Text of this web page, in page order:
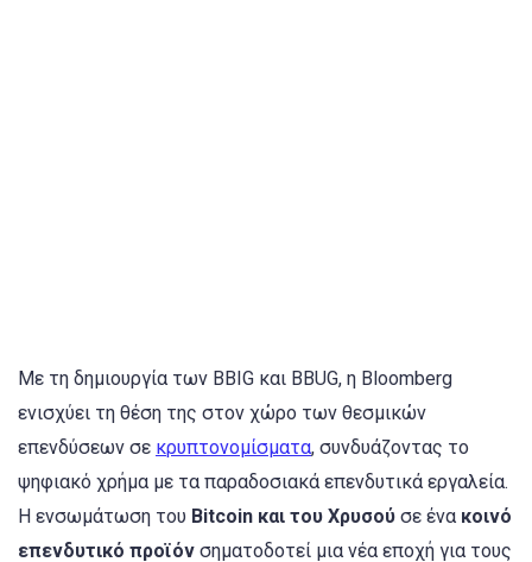
Με τη δημιουργία των BBIG και BBUG, η Bloomberg
ενισχύει τη θέση της στον χώρο των θεσμικών
επενδύσεων σε κρυπτονομίσματα, συνδυάζοντας το
ψηφιακό χρήμα με τα παραδοσιακά επενδυτικά εργαλεία.
Η ενσωμάτωση του Bitcoin και του Χρυσού σε ένα κοινό
επενδυτικό προϊόν σηματοδοτεί μια νέα εποχή για τους